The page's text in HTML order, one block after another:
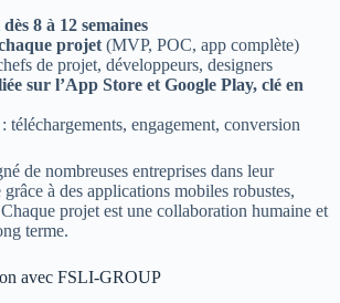
8 à 12 semaines
projet (MVP, POC, app complète)
de projet, développeurs, designers
sur l’App Store et Google Play, clé en
: téléchargements, engagement, conversion
de nombreuses entreprises dans leur
à des applications mobiles robustes,
projet est une collaboration humaine et
terme.
avec FSLI-GROUP